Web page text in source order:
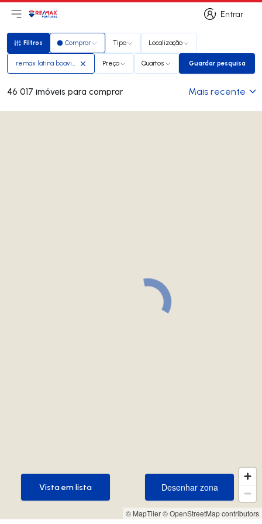
Entrar
Entrar
Abri menu principal
LogoIr para página inicial
Filtros
Filtros Comprar Tipo Localização
remax latina boavista Preço Quartos Guardar
Guardar pesquisa
46 017 imóveis para comprar Mais recente
© MapTiler© OpenStreetMap contributors
Desenhar zona
Desenhar zona
Vista em lista
Vista em lista